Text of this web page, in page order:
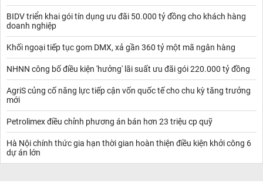
BIDV triển khai gói tín dụng ưu đãi 50.000 tỷ đồng cho khách hàng
doanh nghiệp
Khối ngoại tiếp tục gom DMX, xả gần 360 tỷ một mã ngân hàng
NHNN công bố điều kiện 'hưởng' lãi suất ưu đãi gói 220.000 tỷ đồng
AgriS củng cố năng lực tiếp cận vốn quốc tế cho chu kỳ tăng trưởng
mới
Petrolimex điều chỉnh phương án bán hơn 23 triệu cp quỹ
Hà Nội chính thức gia hạn thời gian hoàn thiện điều kiện khởi công 6
dự án lớn